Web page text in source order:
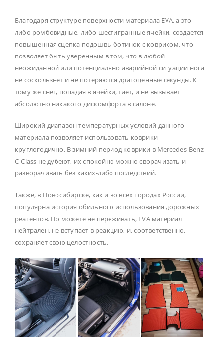
Благодаря структуре поверхности материала EVA, а это
либо ромбовидные, либо шестигранные ячейки, создается
повышенная сцепка подошвы ботинок с ковриком, что
позволяет быть уверенным в том, что в любой
неожиданной или потенциально аварийной ситуации нога
не соскользнет и не потеряются драгоценные секунды. К
тому же снег, попадая в ячейки, тает, и не вызывает
абсолютно никакого дискомфорта в салоне.
Широкий диапазон температурных условий данного
материала позволяет использовать коврики
круглогодично. В зимний период коврики в Mercedes-Benz
C-Class не дубеют, их спокойно можно сворачивать и
разворачивать без каких-либо последствий.
Также, в Новосибирске, как и во всех городах России,
популярна история обильного использования дорожных
реагентов. Но можете не переживать, EVA материал
нейтрален, не вступает в реакцию, и, соответственно,
сохраняет свою целостность.